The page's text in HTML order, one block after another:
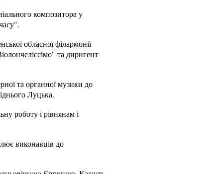
композитора у
обласної філармонії
та диригент
та органної музики до
Луцька.
роботу і рівнянам і
виконавців до